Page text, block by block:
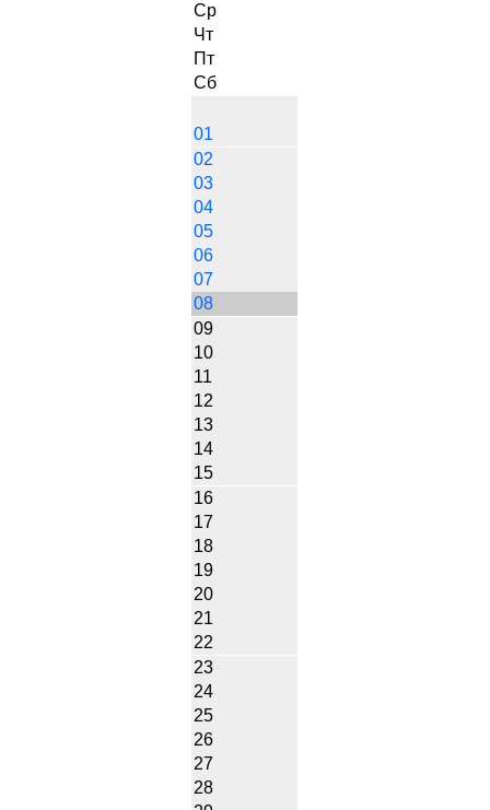
Ср
Чт
Пт
Сб
01
02
03
04
05
06
07
08
09
10
11
12
13
14
15
16
17
18
19
20
21
22
23
24
25
26
27
28